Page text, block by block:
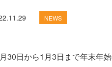
NEWS
30日から1月3日まで年末年始